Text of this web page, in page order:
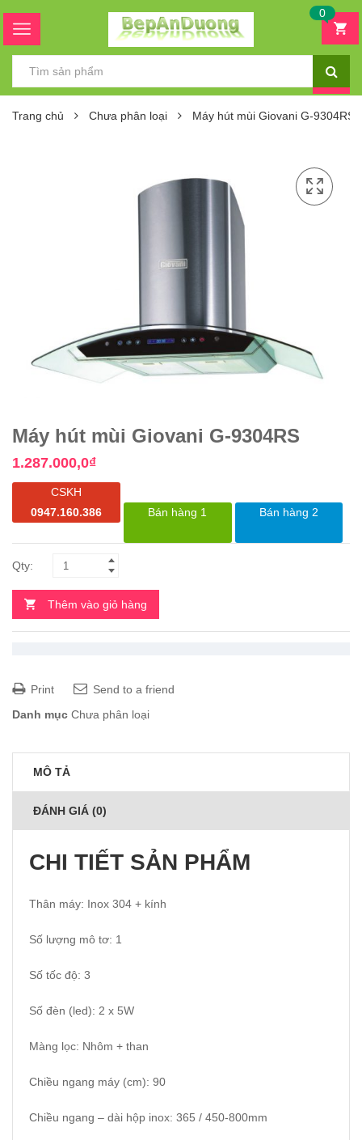
0
Trang chủ Chưa phân loại Máy hút mùi Giovani G-9304RS
Máy hút mùi Giovani G-9304RS
1.287.000,0₫
CSKH
0947.160.386
Bán hàng 1 Bán hàng 2
Thêm vào giỏ hàng
Print
Send to a friend
Danh mục Chưa phân loại
MÔ TẢ
ĐÁNH GIÁ (0)
CHI TIẾT SẢN PHẨM
Thân máy: Inox 304 + kính
Số lượng mô tơ: 1
Số tốc độ: 3
Số đèn (led): 2 x 5W
Màng lọc: Nhôm + than
Chiều ngang máy (cm): 90
Chiều ngang – dài hộp inox: 365 / 450-800mm